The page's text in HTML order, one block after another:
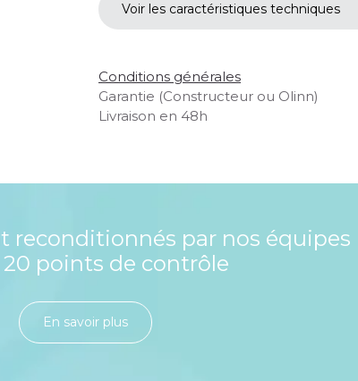
Voir les caractéristiques techniques
Conditions générales
Garantie (Constructeur ou Olinn)
Livraison en 48h
reconditionnés par nos équipes
20 points de contrôle
En savoir plu​​​​​​​​​​​​​​​​s